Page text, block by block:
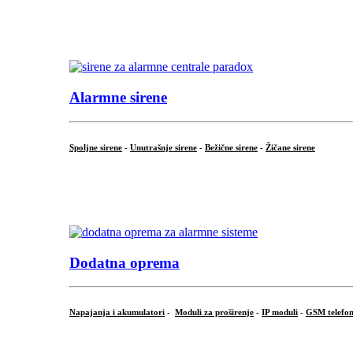
Alarmne sirene
Spoljne sirene - Unutrašnje sirene - Bežične sirene - Žičane sirene
Dodatna oprema
Napajanja i akumulatori - Moduli za proširenje - IP moduli - GSM